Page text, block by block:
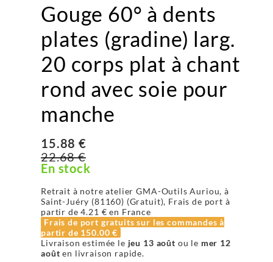
Gouge 60° à dents
plates (gradine) larg.
20 corps plat à chant
rond avec soie pour
manche
15.88 €
22.68 €
En stock
Retrait à notre atelier GMA-Outils Auriou, à
Saint-Juéry (81160) (Gratuit), Frais de port à
partir de4.21 € en France
Frais de port gratuits sur les commandes à
partir de 150.00 €
Livraison estimée le jeu 13 août ou le mer 12
août en livraison rapide.